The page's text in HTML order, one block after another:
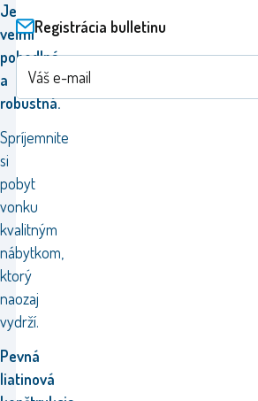
Je
veľmi
pohodlná
a
robustná.
Spríjemnite
si
pobyt
vonku
kvalitným
nábytkom,
ktorý
naozaj
vydrží.
Pevná
liatinová
Registrácia bulletinu